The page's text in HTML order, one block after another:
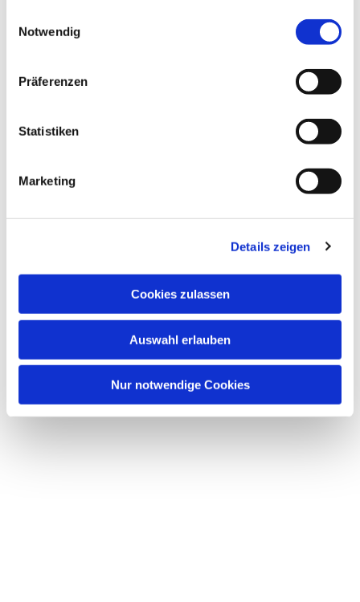
Notwendig
Präferenzen
Statistiken
Marketing
Details zeigen
Cookies zulassen
Auswahl erlauben
Nur notwendige Cookies
Dies könnte Sie auch